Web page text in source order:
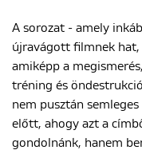
A sorozat - amely
újravágott filmnek
amiképp a
tréning és
nem pusztán
előtt, ahogy azt a
gondolnánk, hanem